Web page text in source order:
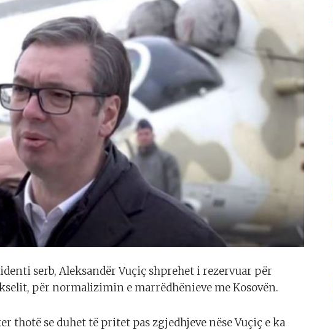
serb, Aleksandër Vuçiç shprehet i rezervuar për
për normalizimin e marrëdhënieve me Kosovën.
thotë se duhet të pritet pas zgjedhjeve nëse Vuçiç e ka